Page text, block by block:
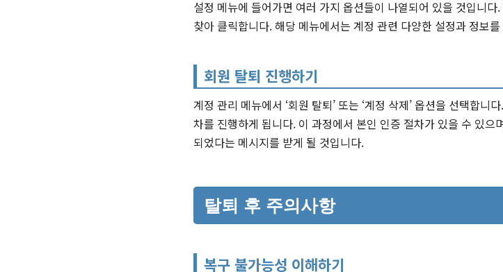
설정 메뉴에 들어가면 여러 가지 옵션들이 나열되어 있을 것입니다.
찾아 클릭합니다. 해당 메뉴에서는 계정 관련 다양한 설정과 정보
회원 탈퇴 진행하기
계정 관리 메뉴에서 ‘회원 탈퇴’ 또는 ‘계정 삭제’ 옵션을 선택합
차를 진행하게 됩니다. 이 과정에서 본인 인증 절차가 있을 수 있
되었다는 메시지를 받게 될 것입니다.
탈퇴 후 주의사항
복구 불가능성 이해하기